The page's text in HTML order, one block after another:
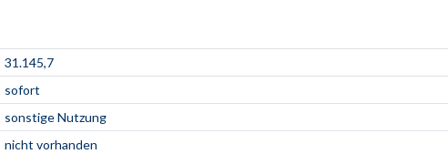
31.145,7
sofort
sonstige Nutzung
nicht vorhanden